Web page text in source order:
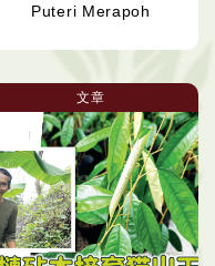
Puteri Merapoh
文章